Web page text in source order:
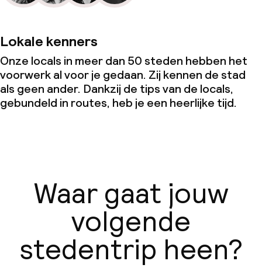
Lokale kenners
Onze locals in meer dan 50 steden hebben het
voorwerk al voor je gedaan. Zij kennen de stad
als geen ander. Dankzij de tips van de locals,
gebundeld in routes, heb je een heerlijke tijd.
Waar gaat jouw
volgende
stedentrip heen?